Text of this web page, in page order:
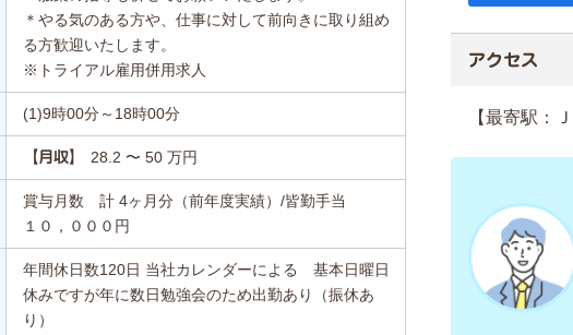
＊やる気のある方や、仕事に対して前向きに取り組め
る方歓迎いたします。
※トライアル雇用併用求人
(1)9時00分～18時00分
【月収】 28.2 〜 50 万円
賞与月数 計 4ヶ月分（前年度実績）/皆勤手当
１０，０００円
年間休日数120日 当社カレンダーによる 基本日曜日
休みですが年に数日勉強会のため出勤あり（振休あ
り）
アクセス
【最寄駅